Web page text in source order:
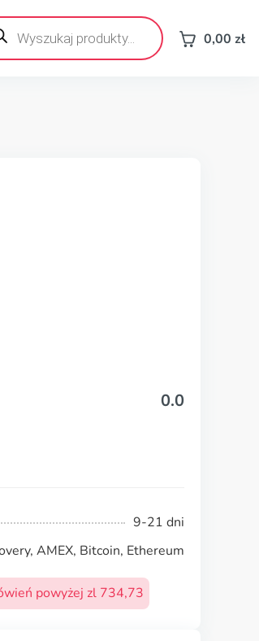
0,00 zł
0.0
9-21 dni
AMEX, Bitcoin, Ethereum
powyżej zl 734,73